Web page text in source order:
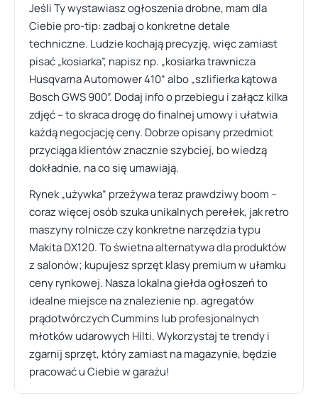
Jeśli Ty wystawiasz ogłoszenia drobne, mam dla
Ciebie pro-tip: zadbaj o konkretne detale
techniczne. Ludzie kochają precyzję, więc zamiast
pisać „kosiarka”, napisz np. „kosiarka trawnicza
Husqvarna Automower 410” albo „szlifierka kątowa
Bosch GWS 900”. Dodaj info o przebiegu i załącz kilka
zdjęć – to skraca drogę do finalnej umowy i ułatwia
każdą negocjację ceny. Dobrze opisany przedmiot
przyciąga klientów znacznie szybciej, bo wiedzą
dokładnie, na co się umawiają.
Rynek „używka” przeżywa teraz prawdziwy boom –
coraz więcej osób szuka unikalnych perełek, jak retro
maszyny rolnicze czy konkretne narzędzia typu
Makita DX120. To świetna alternatywa dla produktów
z salonów; kupujesz sprzęt klasy premium w ułamku
ceny rynkowej. Nasza lokalna giełda ogłoszeń to
idealne miejsce na znalezienie np. agregatów
prądotwórczych Cummins lub profesjonalnych
młotków udarowych Hilti. Wykorzystaj te trendy i
zgarnij sprzęt, który zamiast na magazynie, będzie
pracować u Ciebie w garażu!